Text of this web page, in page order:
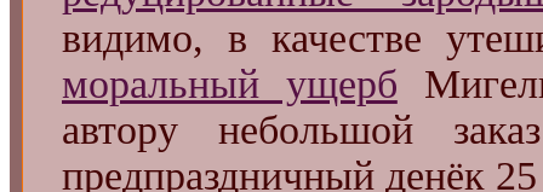
видимо, в качестве
моральный ущерб
автору небольшой
предпраздничный денёк